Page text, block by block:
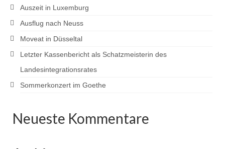
Auszeit in Luxemburg
Ausflug nach Neuss
Moveat in Düsseltal
Letzter Kassenbericht als Schatzmeisterin des
Landesintegrationsrates
Sommerkonzert im Goethe
Neueste Kommentare